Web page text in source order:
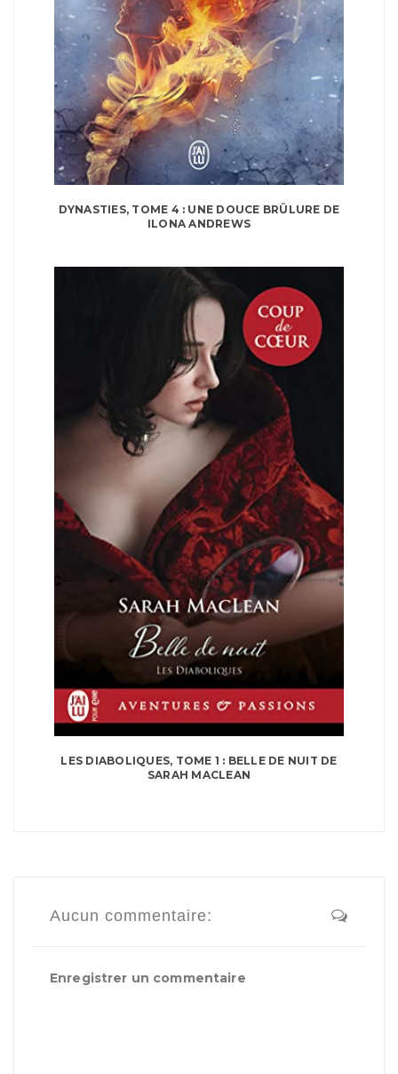
DYNASTIES, TOME 4 : UNE DOUCE BRÛLURE DE
ILONA ANDREWS
LES DIABOLIQUES, TOME 1 : BELLE DE NUIT DE
SARAH MACLEAN
Aucun commentaire:
Enregistrer un commentaire